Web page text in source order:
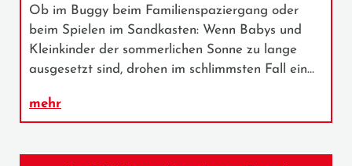
Ob im Buggy beim Familienspaziergang oder
beim Spielen im Sandkasten: Wenn Babys und
Kleinkinder der sommerlichen Sonne zu lange
ausgesetzt sind, drohen im schlimmsten Fall ein…
mehr